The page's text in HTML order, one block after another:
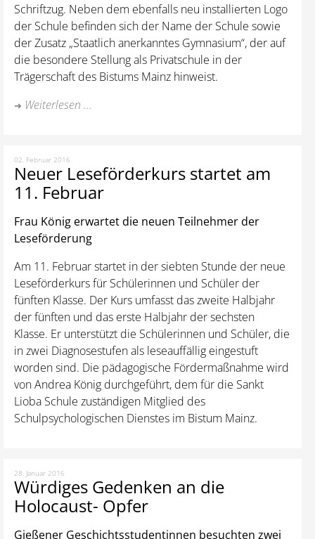
Schriftzug. Neben dem ebenfalls neu installierten Logo
der Schule befinden sich der Name der Schule sowie
der Zusatz „Staatlich anerkanntes Gymnasium“, der auf
die besondere Stellung als Privatschule in der
Trägerschaft des Bistums Mainz hinweist.
Weiterlesen ...
02. Februar 2016
Neuer Leseförderkurs startet am
11. Februar
Frau König erwartet die neuen Teilnehmer der
Leseförderung
Am 11. Februar startet in der siebten Stunde der neue
Leseförderkurs für Schülerinnen und Schüler der
fünften Klasse. Der Kurs umfasst das zweite Halbjahr
der fünften und das erste Halbjahr der sechsten
Klasse. Er unterstützt die Schülerinnen und Schüler, die
in zwei Diagnosestufen als leseauffällig eingestuft
worden sind. Die pädagogische Fördermaßnahme wird
von Andrea König durchgeführt, dem für die Sankt
Lioba Schule zuständigen Mitglied des
Schulpsychologischen Dienstes im Bistum Mainz.
28. Januar 2016
Würdiges Gedenken an die
Holocaust- Opfer
Gießener Geschichtsstudentinnen besuchten zwei